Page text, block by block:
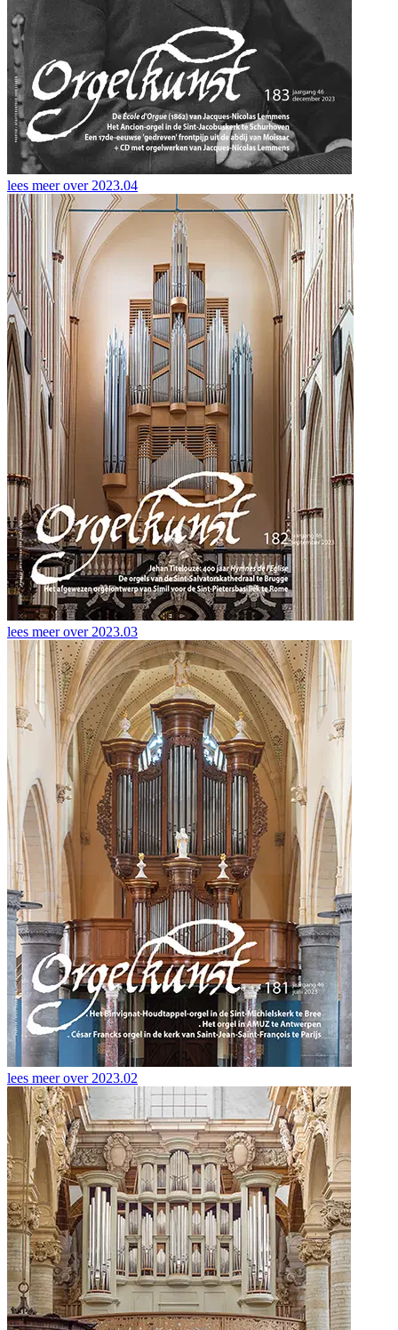
lees meer over2023.04
lees meer over2023.03
lees meer over2023.02